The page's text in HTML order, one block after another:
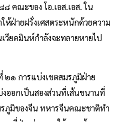
คณะของ โอ.เอส.เอส. ใน
ห้ฝ่ายฝรั่งเศสตระหนักด้วยความ
วียดมินห์กำลังจะทลายหายไป
๒๑ การแบ่งเขตสมรภูมิฝ่าย
ออกเป็นสองส่วนที่เส้นขนานที่
ภูมิของจีน ทหารจีนคณะชาติทำ